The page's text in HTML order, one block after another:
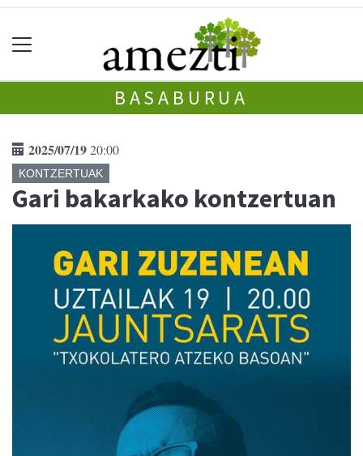
BASABURUA
2025/07/1920:00
KONTZERTUAK
Gari bakarkako kontzertuan